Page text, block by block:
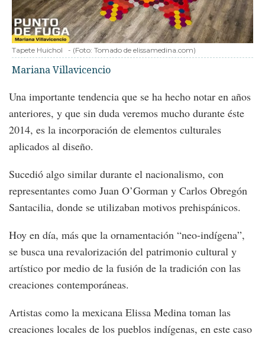
Tapete Huichol - (Foto: Tomado de elissamedina.com)
Mariana Villavicencio
Una importante tendencia que se ha hecho notar en años
anteriores, y que sin duda veremos mucho durante éste
2014, es la incorporación de elementos culturales
aplicados al diseño.
Sucedió algo similar durante el nacionalismo, con
representantes como Juan O’Gorman y Carlos Obregón
Santacilia, donde se utilizaban motivos prehispánicos.
Hoy en día, más que la ornamentación “neo-indígena”,
se busca una revalorización del patrimonio cultural y
artístico por medio de la fusión de la tradición con las
creaciones contemporáneas.
Artistas como la mexicana Elissa Medina toman las
creaciones locales de los pueblos indígenas, en este caso